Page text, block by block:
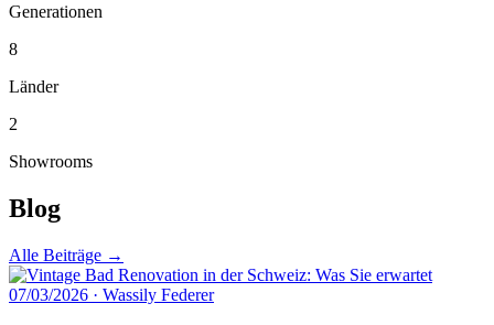
Generationen
8
Länder
2
Showrooms
Blog
Alle Beiträge →
07/03/2026 · Wassily Federer